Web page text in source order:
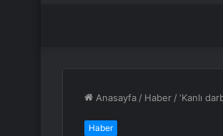
Anasayfa / Haber /‘Kanlı
Haber